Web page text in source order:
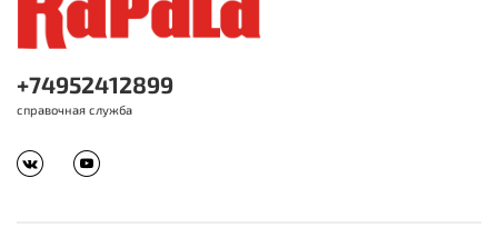
+74952412899
справочная служба